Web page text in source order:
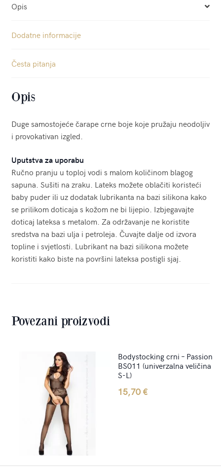
Opis
Dodatne informacije
Česta pitanja
Opis
Duge samostojeće čarape crne boje koje pružaju neodoljiv
i provokativan izgled.
Uputstva za uporabu
Ručno pranju u toploj vodi s malom količinom blagog
sapuna. Sušiti na zraku. Lateks možete oblačiti koristeći
baby puder ili uz dodatak lubrikanta na bazi silikona kako
se prilikom doticaja s kožom ne bi lijepio. Izbjegavajte
doticaj lateksa s metalom. Za održavanje ne koristite
sredstva na bazi ulja i petroleja. Čuvajte dalje od izvora
topline i svjetlosti. Lubrikant na bazi silikona možete
koristiti kako biste na površini lateksa postigli sjaj.
Povezani proizvodi
Bodystocking crni – Passion
BS011 (univerzalna veličina
S-L)
15,70€